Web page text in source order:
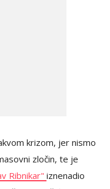
krizom, jer nismo
zločin, te je
Ribnikar" iznenadio